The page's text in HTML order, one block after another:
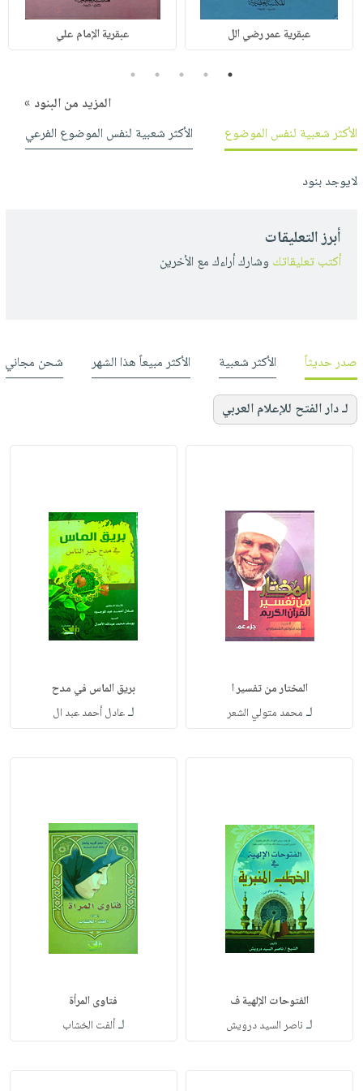
عبقرية عمر رضي الل عبقرية الإمام علي
1
2
3
4
5
المزيد من البنود »
الأكثر شعبية لنفس الموضوع
الأكثر شعبية لنفس الموضوع الفرعي
لايوجد بنود
أبرز التعليقات
أكتب تعليقاتك وشارك أراءك مع الأخرين
صدر حديثاً الأكثر شعبية الأكثر مبيعاً هذا الشهر شحن مجاني
لـ دار الفتح للإعلام العربي
المختار من تفسير ا
لـ محمد متولي الشعر
بريق الماس في مدح
لـعادل أحمد عبد ال
الفتوحات الإلهية ف
لـ ناصر السيد درويش
فتاوى المرأة
لـألفت الخشاب